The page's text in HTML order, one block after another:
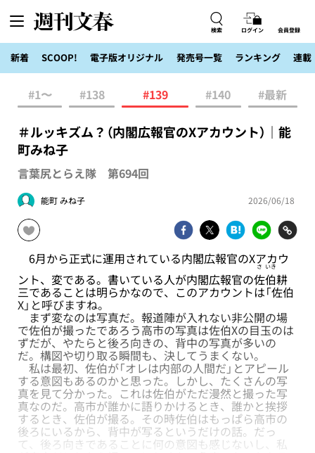
検索 ログイン 会員登録
新着 SCOOP! 電子版オリジナル 発売号一覧 ランキング 連載
#1〜 #138 #139 #140 #最新
＃ルッキズム？（内閣広報官のXアカウント）｜能
町みね子
言葉尻とらえ隊 第694回
能町 みね子 2026/06/18
6月から正式に運用されている内閣広報官のXアカウ
ント、変である。書いている人が内閣広報官の佐
さ
伯
いき
耕
三であることは明らかなので、このアカウントは「佐伯
X」と呼びますね。
まず変なのは写真だ。報道陣が入れない非公開の場
で佐伯が撮ったであろう高市の写真は佐伯Xの目玉のは
ずだが、やたらと後ろ向きの、背中の写真が多いの
だ。構図や切り取る瞬間も、決してうまくない。
私は最初、佐伯が「オレは内部の人間だ」とアピール
する意図もあるのかと思った。しかし、たくさんの写
真を見て分かった。これは佐伯がただ漫然と撮った写
真なのだ。高市が誰かに語りかけるとき、誰かと挨拶
するとき、佐伯が撮る。その時佐伯はもっぱら高市の
後ろにいるから、背中が写るというだけの話。だっ
て、後ろ向きであることに何の意図も感じないし、私